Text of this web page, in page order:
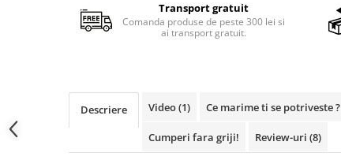
Transport gratuit
Comanda produse de peste 300 lei si
ai transport gratuit.
Descriere Video(1) Ce marime ti se potriveste ?
Cumperi fara griji! Review-uri (8)